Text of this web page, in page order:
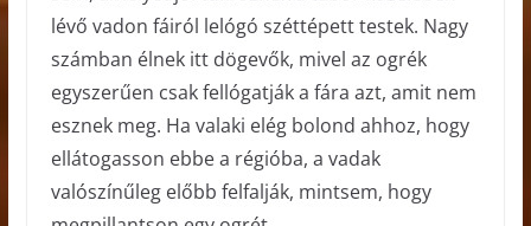
lévő vadon fáiról lelógó széttépett testek. Nagy
számban élnek itt dögevők, mivel az ogrék
egyszerűen csak fellógatják a fára azt, amit nem
esznek meg. Ha valaki elég bolond ahhoz, hogy
ellátogasson ebbe a régióba, a vadak
valószínűleg előbb felfalják, mintsem, hogy